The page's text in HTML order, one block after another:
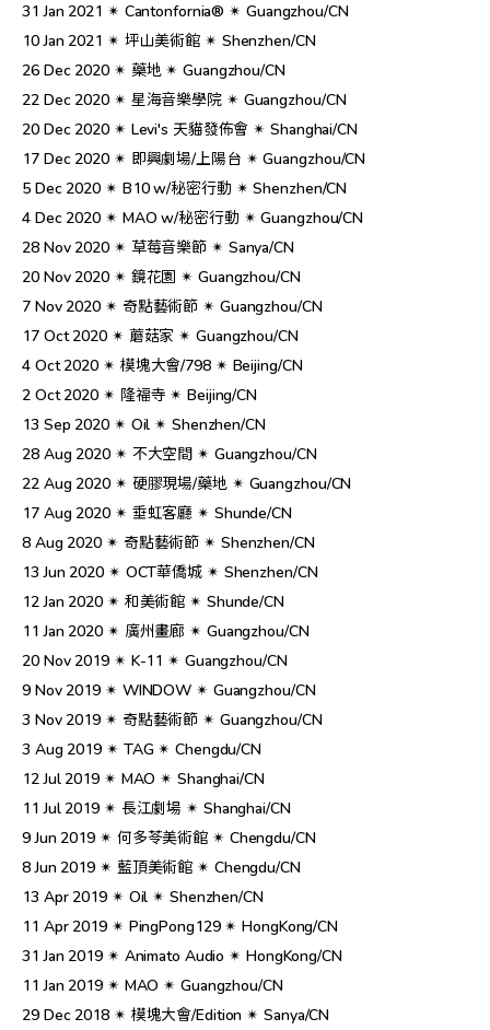
31 Jan 2021 ✴︎ Cantonfornia® ✴︎ Guangzhou/CN
10 Jan 2021 ✴︎ 坪山美術館 ✴︎ Shenzhen/CN
26 Dec 2020 ✴︎ 藥地 ✴︎ Guangzhou/CN
22 Dec 2020 ✴︎ 星海音樂學院 ✴︎ Guangzhou/CN
20 Dec 2020 ✴︎ Levi's 天貓發佈會 ✴︎ Shanghai/CN
17 Dec 2020 ✴︎ 即興劇場/上陽台 ✴︎ Guangzhou/CN
5 Dec 2020 ✴︎ B10 w/秘密行動 ✴︎ Shenzhen/CN
4 Dec 2020 ✴︎ MAO w/秘密行動 ✴︎ Guangzhou/CN
28 Nov 2020 ✴︎ 草莓音樂節 ✴︎ Sanya/CN
20 Nov 2020 ✴︎ 鏡花園 ✴︎ Guangzhou/CN
7 Nov 2020 ✴︎ 奇點藝術節 ✴︎ Guangzhou/CN
17 Oct 2020 ✴︎ 蘑菇家 ✴︎ Guangzhou/CN
4 Oct 2020 ✴︎ 模塊大會/798 ✴︎ Beijing/CN
2 Oct 2020 ✴︎ 隆福寺 ✴︎ Beijing/CN
13 Sep 2020 ✴︎ Oil ✴︎ Shenzhen/CN
28 Aug 2020 ✴︎ 不大空間 ✴︎ Guangzhou/CN
22 Aug 2020 ✴︎ 硬膠現場/藥地 ✴︎ Guangzhou/CN
17 Aug 2020 ✴︎ 垂虹客廳 ✴︎ Shunde/CN
8 Aug 2020 ✴︎ 奇點藝術節 ✴︎ Shenzhen/CN
13 Jun 2020 ✴︎ OCT華僑城 ✴︎ Shenzhen/CN
12 Jan 2020 ✴︎ 和美術館 ✴︎ Shunde/CN
11 Jan 2020 ✴︎ 廣州畫廊 ✴︎ Guangzhou/CN
20 Nov 2019 ✴︎ K-11 ✴︎ Guangzhou/CN
9 Nov 2019 ✴︎ WINDOW ✴︎ Guangzhou/CN
3 Nov 2019 ✴︎ 奇點藝術節 ✴︎ Guangzhou/CN
3 Aug 2019 ✴︎ TAG ✴︎ Chengdu/CN
12 Jul 2019 ✴︎ MAO ✴︎ Shanghai/CN
11 Jul 2019 ✴︎ 長江劇場 ✴︎ Shanghai/CN
9 Jun 2019 ✴︎ 何多苓美術館 ✴︎ Chengdu/CN
8 Jun 2019 ✴︎ 藍頂美術館 ✴︎ Chengdu/CN
13 Apr 2019 ✴︎ Oil ✴︎ Shenzhen/CN
11 Apr 2019 ✴︎ PingPong129 ✴︎ HongKong/CN
31 Jan 2019 ✴︎ Animato Audio ✴︎ HongKong/CN
11 Jan 2019 ✴︎ MAO ✴︎ Guangzhou/CN
29 Dec 2018 ✴︎ 模塊大會/Edition ✴︎ Sanya/CN